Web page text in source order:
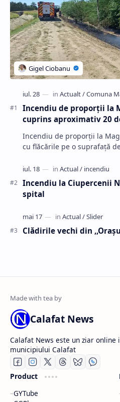
Incendiu de proporții la
cuprins aproximativ 20
Incendiu de proporții la
cu flăcările pe o suprafață
Incendiu la Ciupercenii
spital
Clădirile vechi din
Calafat News
Calafat News este un ziar online
municipiului Calafat
Product
GYTube